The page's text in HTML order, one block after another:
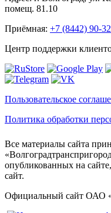
помещ. 81.10
Приёмная: +7 (8442) 90-
Центр поддержки
Пользовательское
Политика обработки
Все материалы сайта
опубликованных на
сайт.
Официальный сайт ОАО